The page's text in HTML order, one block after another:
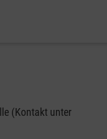
(Kontakt unter